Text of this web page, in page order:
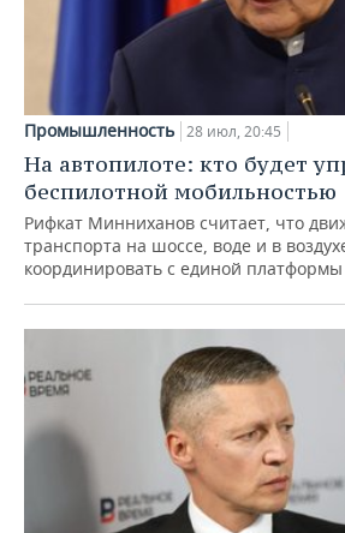
Промышленность 28 июл, 20:45
На автопилоте: кто будет
беспилотной мобильностью
Рифкат Минниханов считает, что
транспорта на шоссе, воде и в
координировать с единой платформы